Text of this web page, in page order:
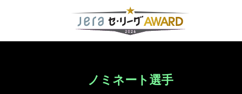
ノミネート選手